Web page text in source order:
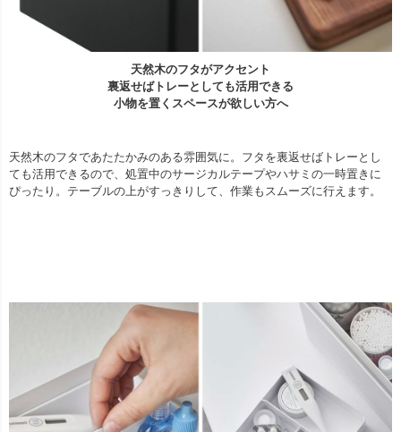
天然木のフタがアクセント
裏返せばトレーとしても活用できる
小物を置くスペースが欲しい方へ
天然木のフタであたたかみのある雰囲気に。フタを裏返せばトレーとし
ても活用できるので、処置中のサージカルテープやハサミの一時置きに
ぴったり。テーブルの上がすっきりして、作業もスムーズに行えます。